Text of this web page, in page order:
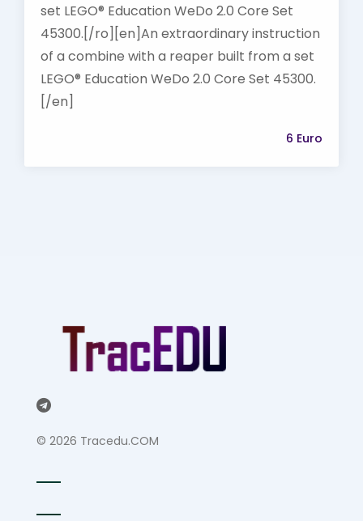
set LEGO® Education WeDo 2.0 Core Set
45300.[/ro][en]An extraordinary instruction
of a combine with a reaper built from a set
LEGO® Education WeDo 2.0 Core Set 45300.
[/en]
6 Euro
© 2026 Tracedu.COM